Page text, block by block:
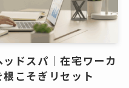
ドスパ｜在宅ワーカ
こそぎリセット